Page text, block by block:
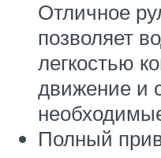
Отличное
позволяет
легкостью
движение и
Полный